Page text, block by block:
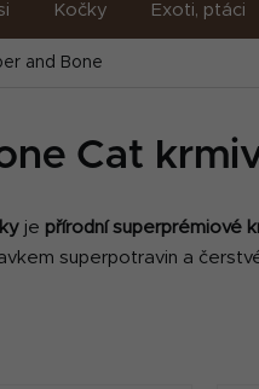
Kočky Exoti, ptáci
and Bone
Cat
je přírodní superprémiové
superpotravin a